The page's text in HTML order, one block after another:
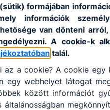
feladatmegoldásokért
illetve indulásként kapott
iskoláknak játékos
Hiánypótló jelleggel lehetőséget
- elsősorban
szövegszerkesztési
a tanulóknak 10 perc
követel a tanulóktól.
formájában
információk
van dönteni
A cookie-k
talál.
az a cookie? A cookie egy
egy webhelyet látogat
között információt
általánosságban